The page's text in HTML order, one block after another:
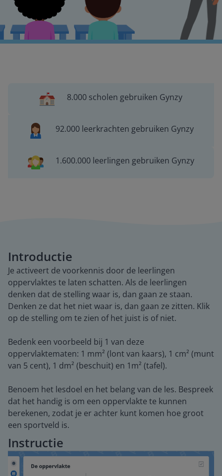
8.000 scholen gebruiken Gynzy
92.000 leerkrachten gebruiken Gynzy
1.600.000 leerlingen gebruiken Gynzy
Introductie
Je activeert de voorkennis door de leerlingen
oppervlaktes te laten schatten. Als de leerlingen
denken dat de stelling waar is, dan gaan ze staan.
Denken ze dat het niet waar is, dan gaan ze zitten. Klik
op de stelling om te zien of het juist is of niet.
Bedenk een voorbeeld bij 1 van deze
oppervlaktematen: 1 mm² (lont van kaars), 1 cm² (munt
van 5 cent), 1 dm² (beschuit) en 1m² (tafel).
Benoem het lesdoel en het belang van de les. Bespreek
dat het handig is om een oppervlakte te kunnen
berekenen, zodat je er achter kunt komen hoe groot
een sportveld is.
Instructie